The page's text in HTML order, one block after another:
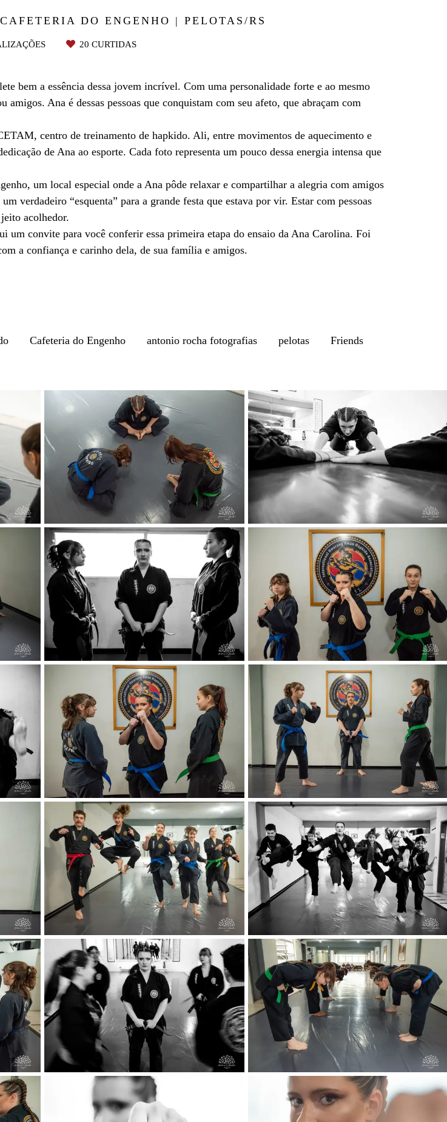
DO ENGENHO | PELOTAS/RS
20 CURTIDAS
bem a essência dessa jovem incrível. Com uma personalidade forte e ao mesmo
Ana é dessas pessoas que conquistam com seu afeto, que abraçam com
centro de treinamento de hapkido. Ali, entre movimentos de aquecimento e
de Ana ao esporte. Cada foto representa um pouco dessa energia intensa que
um local especial onde a Ana pôde relaxar e compartilhar a alegria com amigos
verdadeiro “esquenta” para a grande festa que estava por vir. Estar com pessoas
acolhedor.
um convite para você conferir essa primeira etapa do ensaio da Ana Carolina. Foi
a confiança e carinho dela, de sua família e amigos.
Cafeteria do Engenho antonio rocha fotografias pelotas
Friends